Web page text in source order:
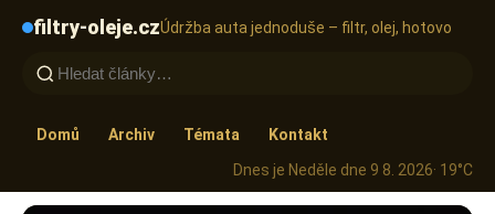
filtry-oleje.czÚdržba auta jednoduše – filtr, olej, hotovo
Domů Archiv Témata
Kontakt
Dnes je Neděle dne 9 8. 2026· 19°C